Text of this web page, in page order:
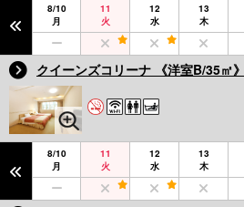
8/10
月
11
火
12
水
13
木
クイーンズコリーナ 《洋室B/35㎡》
8/10
月
11
火
12
水
13
木